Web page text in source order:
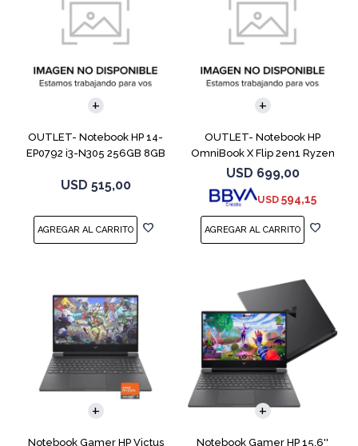
OUTLET- Notebook HP 14-
EP0792 i3-N305 256GB 8GB
USD 515,00
COMPARAR
OUTLET- Notebook HP
OmniBook X Flip 2en1 Ryzen
5 512GB 8GB
USD 699,00
USD 594,15
COMPARAR
Notebook Gamer HP Victus
COMPARAR
Notebook Gamer HP 15,6''
COMPARAR